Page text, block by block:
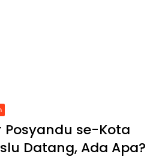
Posyandu se-Kota
Datang, Ada Apa?